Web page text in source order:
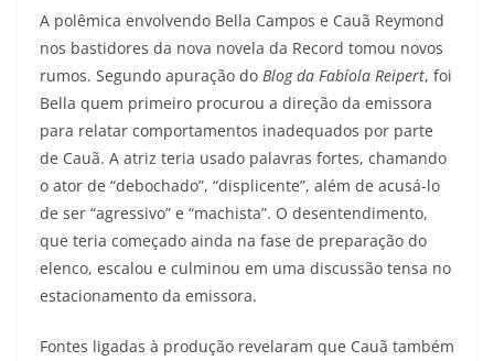
A polêmica envolvendo Bella Campos e Cauã Reymond
nos bastidores da nova novela da Record tomou novos
rumos. Segundo apuração do Blog da Fabíola Reipert, foi
Bella quem primeiro procurou a direção da emissora
para relatar comportamentos inadequados por parte
de Cauã. A atriz teria usado palavras fortes, chamando
o ator de “debochado”, “displicente”, além de acusá-lo
de ser “agressivo” e “machista”. O desentendimento,
que teria começado ainda na fase de preparação do
elenco, escalou e culminou em uma discussão tensa no
estacionamento da emissora.
Fontes ligadas à produção revelaram que Cauã também